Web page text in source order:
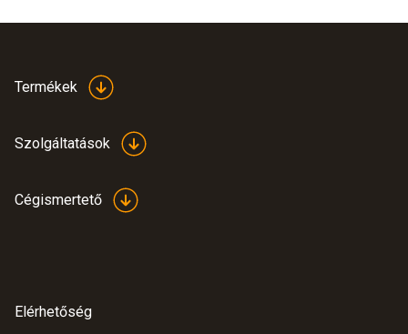
Termékek
Szolgáltatások
Cégismertető
Elérhetőség